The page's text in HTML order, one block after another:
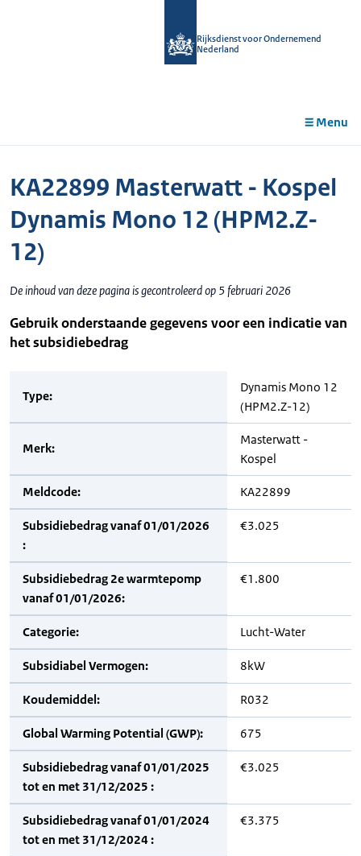
Rijksdienst voor Ondernemend
Nederland
Menu
KA22899 Masterwatt - Kospel
Dynamis Mono 12 (HPM2.Z-
12)
De inhoud van deze pagina is gecontroleerd op 5 februari 2026
Gebruik onderstaande gegevens voor een indicatie van
het subsidiebedrag
Type:
Dynamis Mono 12
(HPM2.Z-12)
Merk:
Masterwatt -
Kospel
Meldcode: KA22899
Subsidiebedrag vanaf 01/01/2026
:
€3.025
Subsidiebedrag 2e warmtepomp
vanaf 01/01/2026:
€1.800
Categorie: Lucht-Water
Subsidiabel Vermogen: 8kW
Koudemiddel: R032
Global Warming Potential (GWP): 675
Subsidiebedrag vanaf 01/01/2025
tot en met 31/12/2025 :
€3.025
Subsidiebedrag vanaf 01/01/2024
tot en met 31/12/2024 :
€3.375